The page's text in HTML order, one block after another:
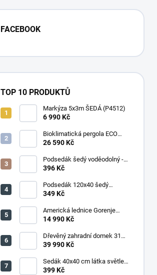
FACEBOOK
TOP 10 PRODUKTŮ
Markýza 5x3m ŠEDÁ (P4512)
6 990 Kč
Bioklimatická pergola ECO
4x3 m, ocel - volně stojící
26 590 Kč
Podsedák šedý voděodolný -
set 4ks
396 Kč
Podsedák 120x40 šedý
voděodolný
349 Kč
Americká lednice Gorenje
NRR9185DAXL
14 990 Kč
Dřevěný zahradní domek 316
(290 x 318 x 221 cm)
39 990 Kč
Sedák 40x40 cm látka světle
zelený melír - set 4 kusy
399 Kč